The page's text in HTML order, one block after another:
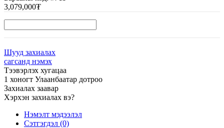
3,079,000₮
Шууд захиалах
сагсанд нэмэх
Тээвэрлэх хугацаа
1 хоногт Улаанбаатар дотроо
Захиалах заавар
Хэрхэн захиалах вэ?
Нэмэлт мэдээлэл
Сэтгэгдэл (0)